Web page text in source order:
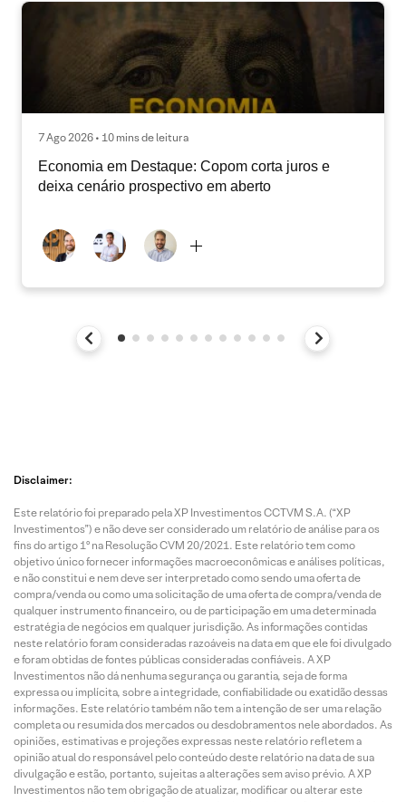
7 Ago 2026 • 10 mins de leitura
Economia em Destaque: Copom corta juros e
deixa cenário prospectivo em aberto
Disclaimer:
Este relatório foi preparado pela XP Investimentos CCTVM S.A. (“XP
Investimentos”) e não deve ser considerado um relatório de análise para os
fins do artigo 1º na Resolução CVM 20/2021. Este relatório tem como
objetivo único fornecer informações macroeconômicas e análises políticas,
e não constitui e nem deve ser interpretado como sendo uma oferta de
compra/venda ou como uma solicitação de uma oferta de compra/venda de
qualquer instrumento financeiro, ou de participação em uma determinada
estratégia de negócios em qualquer jurisdição. As informações contidas
neste relatório foram consideradas razoáveis na data em que ele foi divulgado
e foram obtidas de fontes públicas consideradas confiáveis. A XP
Investimentos não dá nenhuma segurança ou garantia, seja de forma
expressa ou implícita, sobre a integridade, confiabilidade ou exatidão dessas
informações. Este relatório também não tem a intenção de ser uma relação
completa ou resumida dos mercados ou desdobramentos nele abordados. As
opiniões, estimativas e projeções expressas neste relatório refletem a
opinião atual do responsável pelo conteúdo deste relatório na data de sua
divulgação e estão, portanto, sujeitas a alterações sem aviso prévio. A XP
Investimentos não tem obrigação de atualizar, modificar ou alterar este